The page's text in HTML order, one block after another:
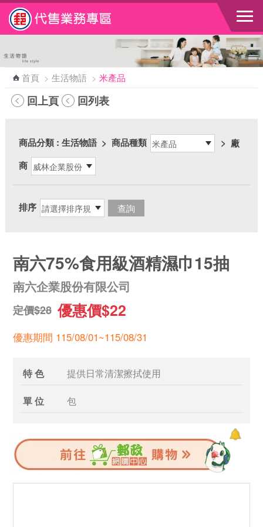
跳到主要內容區塊
首頁 > 生活物語 > 米產品
回上頁 回列表
商品分類: 生活物語 > 商品種類 > 廠
商
排序
南六75%食用級酒精濕巾15抽
南六企業股份有限公司
定價$28 優惠價$22
優惠期間 115/08/01~115/08/31
特 色 提供日常清潔擦拭使用
單 位 包